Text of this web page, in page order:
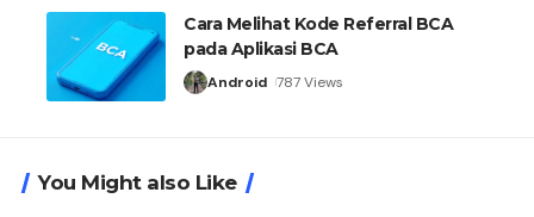
Cara Melihat Kode Referral BCA
pada Aplikasi BCA
Android 787 Views
You Might also Like